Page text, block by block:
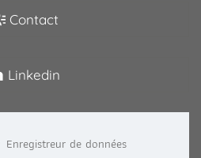
Contact
Linkedin
Enregistreur de données